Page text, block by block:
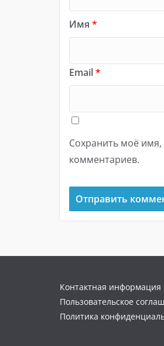
Имя *
Email*
Сохранить моё
комментариев.
Контактная информация
Пользовательское
Политика